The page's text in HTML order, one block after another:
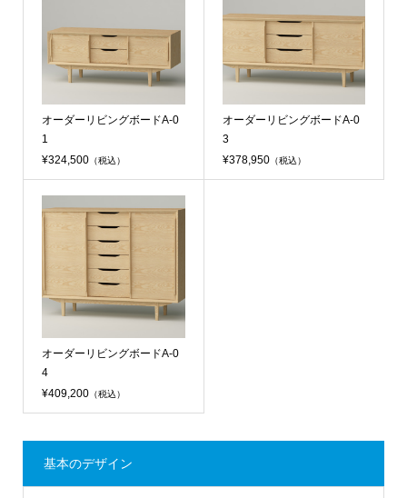
オーダーリビングボードA-0
1
¥324,500（税込）
オーダーリビングボードA-0
3
¥378,950（税込）
オーダーリビングボードA-0
4
¥409,200（税込）
基本のデザイン